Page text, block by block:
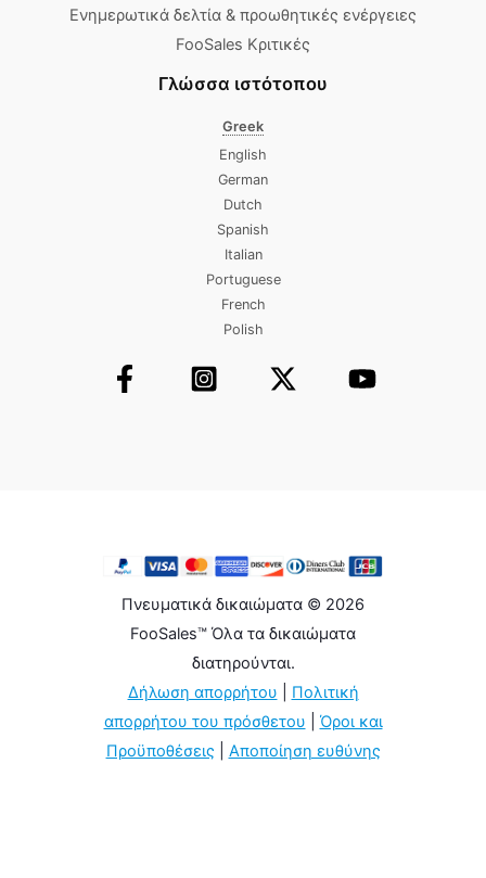
Ενημερωτικά δελτία & προωθητικές ενέργειες
FooSales Κριτικές
Γλώσσα ιστότοπου
Greek
English
German
Dutch
Spanish
Italian
Portuguese
French
Polish
Πνευματικά δικαιώματα © 2026
FooSales™ Όλα τα δικαιώματα
διατηρούνται.
Δήλωση απορρήτου
Πολιτική
απορρήτου του πρόσθετου
Όροι και
Προϋποθέσεις
Αποποίηση ευθύνης